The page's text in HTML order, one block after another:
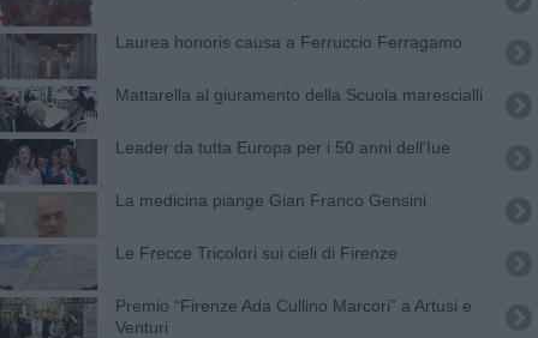
Laurea honoris causa a Ferruccio Ferragamo
Mattarella al giuramento della Scuola marescialli
Leader da tutta Europa per i 50 anni dell'Iue
La medicina piange Gian Franco Gensini
Le Frecce Tricolori sui cieli di Firenze
Premio “Firenze Ada Cullino Marcori” a Artusi e
Venturi